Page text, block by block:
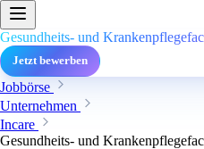
Gesundheits- und
Jetzt bewerben
Jobbörse
Unternehmen
Incare
Gesundheits- und